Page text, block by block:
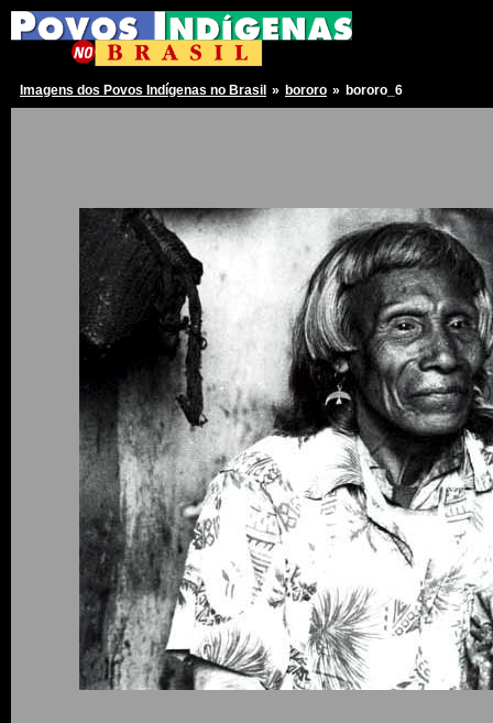
Imagens dos Povos Indígenas no Brasil » bororo » bororo_6